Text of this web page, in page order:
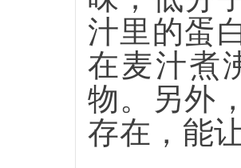
汁里的蛋
在麦汁煮
物。另外
存在，能